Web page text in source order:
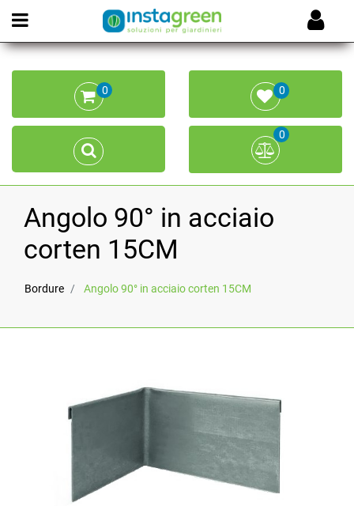
Open menu
0 0
0
Angolo 90° in acciaio
corten 15CM
Bordure Angolo 90° in acciaio corten 15CM